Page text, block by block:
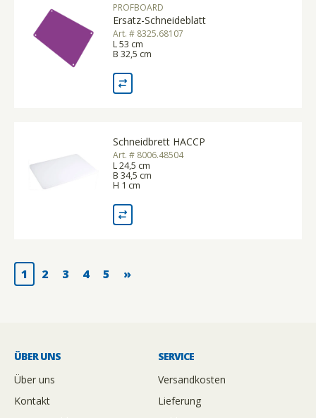
PROFBOARD
Ersatz-Schneideblatt
Art. # 8325.68107
L 53 cm
B 32,5 cm
Schneidbrett HACCP
Art. # 8006.48504
L 24,5 cm
B 34,5 cm
H 1 cm
1 2 3 4 5 »
ÜBER UNS
Über uns
Kontakt
SERVICE
Versandkosten
Lieferung